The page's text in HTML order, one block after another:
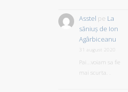
Asstel pe La
săniuş de Ion
Agârbiceanu
31 august 2020
Pai...voiam sa fie
mai scurta. .